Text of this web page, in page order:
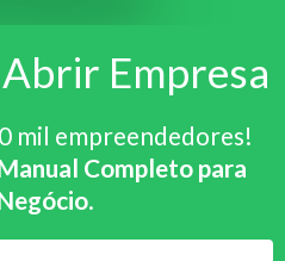
Empresa
mil empreendedores!
Completo para
.